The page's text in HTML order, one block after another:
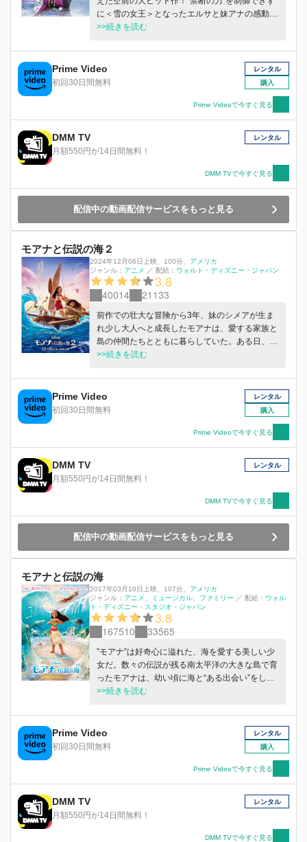
に＜雪の女王＞となったエルサと妹アナの感動の
物語。
>>続きを読む
Prime Video
初回30日間無料
レンタル
購入
Prime Videoで今すぐ見る
DMM TV
月額550円が14日間無料！
レンタル
DMM TVで今すぐ見る
配信中の動画配信サービスをもっと見る
モアナと伝説の海２
2024年12月06日上映、 100分、 アメリカ
ジャンル： アニメ ／ 配給： ウォルト・ディズニー・ジャパン
3.8
40014 21133
前作での壮大な冒険から3年、妹のシメアが生ま
れ少し大人へと成長したモアナは、愛する家族と
島の仲間たちとともに暮らしていた。ある日、
「かつて人々は海でつながっていたが、人間を憎
辿り着けば呪いは解け、世界は再びひとつにな
る」という伝説を知る。モアナは人々の引き裂か
れた絆を取り戻すため航海に出ようとするが、そ
れは、その島に近づこうとこうとすれば、 “生き
ては帰れないかもしれない”というほどの危険に
満ちた冒険だった。幼い妹シメアや家族たちと二
度と会えないかもしれない…しかし、愛する人た
ちを守るため、「私が、やらなきゃ」と決意し、
迷いや葛藤を乗り越えて果てしない旅へ踏み出す
モアナ。前作で相棒となった半神半人のマウイが
「モアナ、お前は一人じゃない」と背中を押し、
さらには良き理解者で心の支えとなっているタラ
おばあちゃんから勇気をもらい、島の新しい仲間
たちと一緒に新たな冒険へ旅立つ。
>>続きを読む
Prime Video
初回30日間無料
レンタル
購入
Prime Videoで今すぐ見る
DMM TV
月額550円が14日間無料！
レンタル
DMM TVで今すぐ見る
配信中の動画配信サービスをもっと見る
モアナと伝説の海
2017年03月10日上映、 107分、 アメリカ
ジャンル： アニメ ミュージカル ファミリー ／ 配給： ウォル
ト・ディズニー・スタジオ・ジャパン
3.8
167510 33565
”モアナ”は好奇心に溢れた、海を愛する美しい少
女だ。数々の伝説が残る南太平洋の大きな島で育
ったモアナは、幼い頃に海と“ある出会い”をした
ことから、海に選ばれる。そして16歳になったと
つが─。
>>続きを読む
Prime Video
初回30日間無料
レンタル
購入
Prime Videoで今すぐ見る
DMM TV
月額550円が14日間無料！
レンタル
DMM TVで今すぐ見る